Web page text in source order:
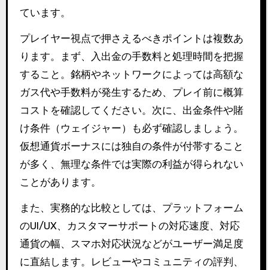
ています。
プレイヤー視点で押さえるべきポイントは複数あ
ります。まず、入出金の手数料と処理時間を把握
すること。銘柄やネットワークによっては高額な
ガス代や手数料が発生するため、プレイ前に概算
コストを確認してください。次に、出金条件や賭
け条件（ウェイジャー）も必ず確認しましょう。
仮想通貨ボーナスには独自の条件が付帯すること
が多く、無理な条件では実際の利益が得られない
ことがあります。
また、実務的な比較としては、プラットフォーム
のUI/UX、カスタマーサポートの対応速度、対応
通貨の幅、スマホ対応状況などがユーザー満足度
に直結します。レビューやコミュニティの評判、